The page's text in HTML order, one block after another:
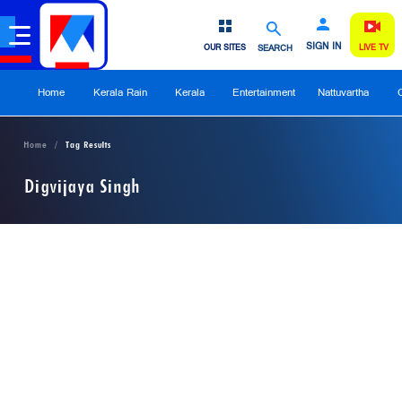
SEARCH SIGN IN
OUR SITES LIVE TV
Home Kerala Rain Kerala Entertainment Nattuvartha
Home Tag Results
Digvijaya Singh